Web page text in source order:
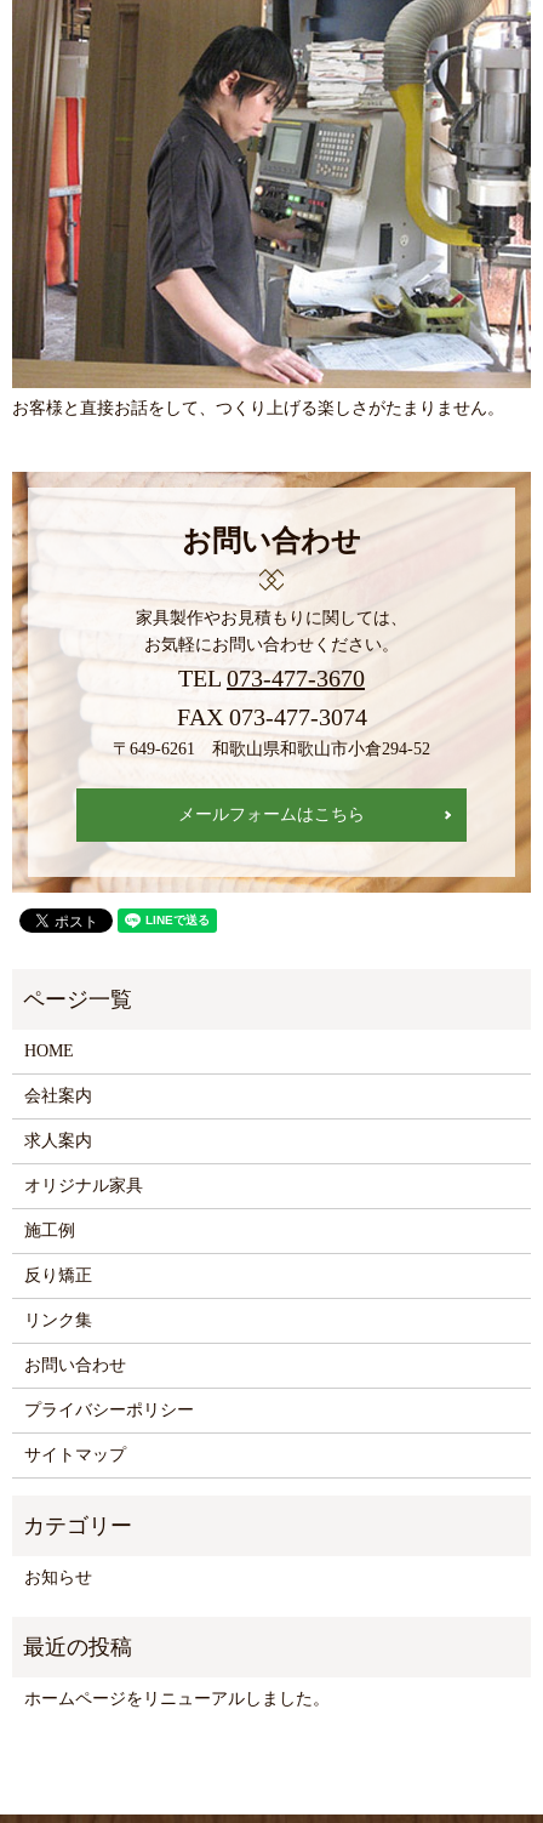
お客様と直接お話をして、つくり上げる楽しさがたまりません。
お問い合わせ
家具製作やお見積もりに関しては、
お気軽にお問い合わせください。
TEL073-477-3670
FAX 073-477-3074
〒649-6261 和歌山県和歌山市小倉294-52
メールフォームはこちら
HOME
会社案内
求人案内
オリジナル家具
施工例
反り矯正
リンク集
お問い合わせ
プライバシーポリシー
サイトマップ
お知らせ
ホームページをリニューアルしました。